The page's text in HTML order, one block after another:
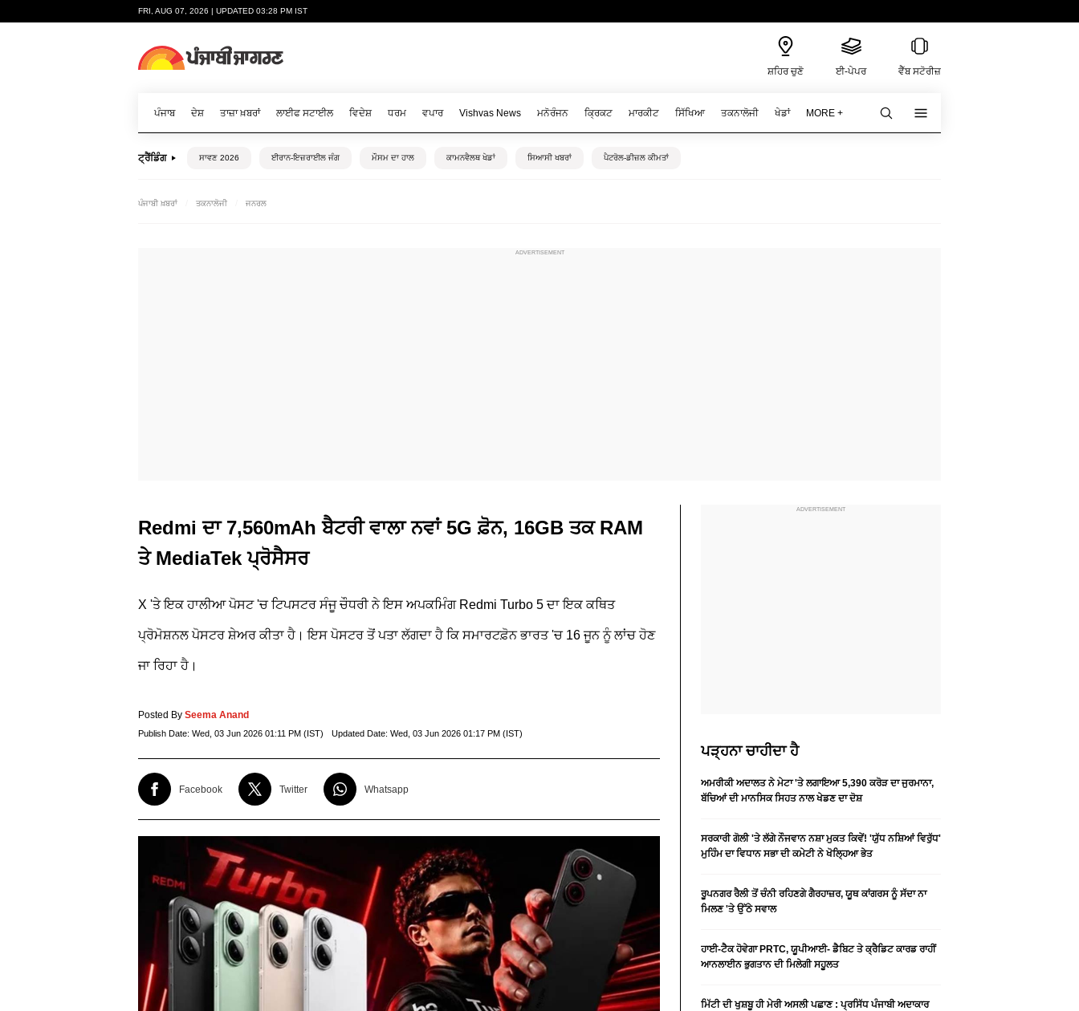
FRI, AUG 07, 2026 | UPDATED 03:28 PM IST
ਸ਼ਹਿਰ ਚੁਣੋ ਈ-ਪੇਪਰ ਵੈੱਬ ਸਟੋਰੀਜ਼
ਪੰਜਾਬ ਦੇਸ਼ ਤਾਜ਼ਾ ਖ਼ਬਰਾਂ ਲਾਈਫ ਸਟਾਈਲ ਵਿਦੇਸ਼ ਧਰਮ ਵਪਾਰ Vishvas News ਮਨੋਰੰਜਨ ਕ੍ਰਿਕਟ ਮਾਰਕੀਟ ਸਿੱਖਿਆ ਤਕਨਾਲੋਜੀ ਖੇਡਾਂ MORE +
ਟ੍ਰੈਂਡਿੰਗ ਸਾਵਣ 2026 ਈਰਾਨ-ਇਜ਼ਰਾਈਲ ਜੰਗ ਮੌਸਮ ਦਾ ਹਾਲ ਕਾਮਨਵੈਲਥ ਖੇਡਾਂ ਸਿਆਸੀ ਖਬਰਾਂ ਪੈਟਰੋਲ-ਡੀਜ਼ਲ ਕੀਮਤਾਂ
ਪੰਜਾਬੀ ਖ਼ਬਰਾਂ ਤਕਨਾਲੋਜੀ ਜਨਰਲ
Redmi ਦਾ 7,560mAh ਬੈਟਰੀ ਵਾਲਾ ਨਵਾਂ 5G ਫ਼ੋਨ, 16GB ਤਕ RAM
ਤੇ MediaTek ਪ੍ਰੋਸੈਸਰ
X 'ਤੇ ਇਕ ਹਾਲੀਆ ਪੋਸਟ 'ਚ ਟਿਪਸਟਰ ਸੰਜੂ ਚੌਧਰੀ ਨੇ ਇਸ ਅਪਕਮਿੰਗ Redmi Turbo 5 ਦਾ ਇਕ ਕਥਿਤ
ਪ੍ਰੋਮੋਸ਼ਨਲ ਪੋਸਟਰ ਸ਼ੇਅਰ ਕੀਤਾ ਹੈ। ਇਸ ਪੋਸਟਰ ਤੋਂ ਪਤਾ ਲੱਗਦਾ ਹੈ ਕਿ ਸਮਾਰਟਫ਼ੋਨ ਭਾਰਤ 'ਚ 16 ਜੂਨ ਨੂੰ ਲਾਂਚ ਹੋਣ
ਜਾ ਰਿਹਾ ਹੈ।
Posted By Seema Anand
Publish Date: Wed, 03 Jun 2026 01:11 PM (IST) Updated Date: Wed, 03 Jun 2026 01:17 PM (IST)
Facebook Twitter Whatsapp
ਪੜ੍ਹਨਾ ਚਾਹੀਦਾ ਹੈ
ਅਮਰੀਕੀ ਅਦਾਲਤ ਨੇ ਮੇਟਾ 'ਤੇ ਲਗਾਇਆ 5,390 ਕਰੋੜ ਦਾ ਜੁਰਮਾਨਾ,
ਬੱਚਿਆਂ ਦੀ ਮਾਨਸਿਕ ਸਿਹਤ ਨਾਲ ਖੇਡਣ ਦਾ ਦੋਸ਼
ਸਰਕਾਰੀ ਗੋਲੀ 'ਤੇ ਲੱਗੇ ਨੌਜਵਾਨ ਨਸ਼ਾ ਮੁਕਤ ਕਿਵੇਂ! 'ਯੁੱਧ ਨਸ਼ਿਆਂ ਵਿਰੁੱਧ'
ਮੁਹਿੰਮ ਦਾ ਵਿਧਾਨ ਸਭਾ ਦੀ ਕਮੇਟੀ ਨੇ ਖੋਲ੍ਹਿਆ ਭੇਤ
ਰੂਪਨਗਰ ਰੈਲੀ ਤੋਂ ਚੰਨੀ ਰਹਿਣਗੇ ਗੈਰਹਾਜ਼ਰ, ਯੂਥ ਕਾਂਗਰਸ ਨੂੰ ਸੱਦਾ ਨਾ
ਮਿਲਣ 'ਤੇ ਉੱਠੇ ਸਵਾਲ
ਹਾਈ-ਟੈਕ ਹੋਵੇਗਾ PRTC, ਯੂਪੀਆਈ- ਡੈਬਿਟ ਤੇ ਕ੍ਰੈਡਿਟ ਕਾਰਡ ਰਾਹੀਂ
ਆਨਲਾਈਨ ਭੁਗਤਾਨ ਦੀ ਮਿਲੇਗੀ ਸਹੂਲਤ
ਮਿੱਟੀ ਦੀ ਖੁਸ਼ਬੂ ਹੀ ਮੇਰੀ ਅਸਲੀ ਪਛਾਣ : ਪ੍ਰਸਿੱਧ ਪੰਜਾਬੀ ਅਦਾਕਾਰ